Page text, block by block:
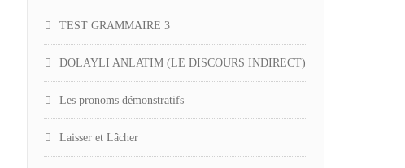
TEST GRAMMAIRE 3
DOLAYLI ANLATIM (LE DISCOURS INDIRECT)
Les pronoms démonstratifs
Laisser et Lâcher